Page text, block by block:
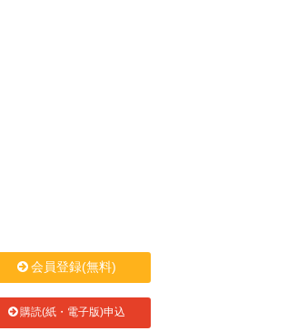
会員登録(無料)
購読(紙・電子版)申込